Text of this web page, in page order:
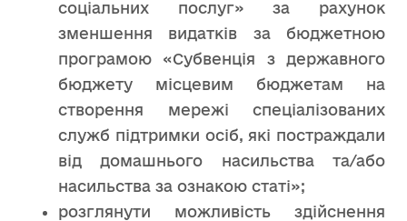
соціальних послуг» за рахунок
зменшення видатків за бюджетною
програмою «Субвенція з державного
бюджету місцевим бюджетам на
створення мережі спеціалізованих
служб підтримки осіб, які постраждали
від домашнього насильства та/або
насильства за ознакою статі»;
розглянути можливість здійснення